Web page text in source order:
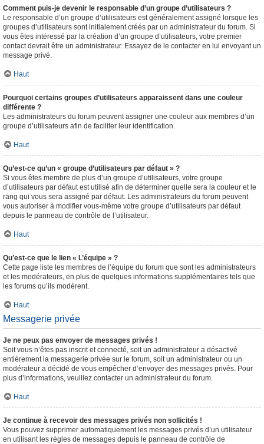
Comment puis-je devenir le responsable d’un groupe d’utilisateurs ?
Le responsable d’un groupe d’utilisateurs est généralement assigné lorsque les
groupes d’utilisateurs sont initialement créés par un administrateur du forum. Si
vous êtes intéressé par la création d’un groupe d’utilisateurs, votre premier
contact devrait être un administrateur. Essayez de le contacter en lui envoyant un
message privé.
Haut
Pourquoi certains groupes d’utilisateurs apparaissent dans une couleur
différente ?
Les administrateurs du forum peuvent assigner une couleur aux membres d’un
groupe d’utilisateurs afin de faciliter leur identification.
Haut
Qu’est-ce qu’un « groupe d’utilisateurs par défaut » ?
Si vous êtes membre de plus d’un groupe d’utilisateurs, votre groupe
d’utilisateurs par défaut est utilisé afin de déterminer quelle sera la couleur et le
rang qui vous sera assigné par défaut. Les administrateurs du forum peuvent
vous autoriser à modifier vous-même votre groupe d’utilisateurs par défaut
depuis le panneau de contrôle de l’utilisateur.
Haut
Qu’est-ce que le lien « L’équipe » ?
Cette page liste les membres de l’équipe du forum que sont les administrateurs
et les modérateurs, en plus de quelques informations supplémentaires tels que
les forums qu’ils modèrent.
Haut
Messagerie privée
Je ne peux pas envoyer de messages privés !
Soit vous n’êtes pas inscrit et connecté, soit un administrateur a désactivé
entièrement la messagerie privée sur le forum, soit un administrateur ou un
modérateur a décidé de vous empêcher d’envoyer des messages privés. Pour
plus d’informations, veuillez contacter un administrateur du forum.
Haut
Je continue à recevoir des messages privés non sollicités !
Vous pouvez supprimer automatiquement les messages privés d’un utilisateur
en utilisant les règles de messages depuis le panneau de contrôle de